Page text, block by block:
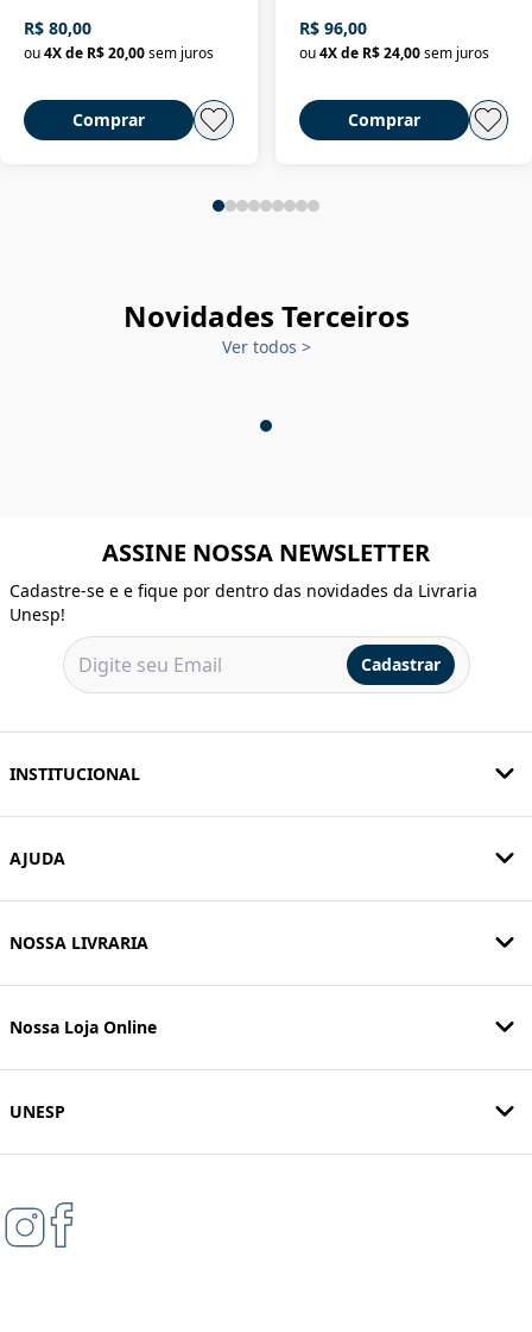
R$ 80,00
ou4X de R$ 20,00sem juros
Comprar
R$ 96,00
ou 4X de R$ 24,00 sem juros
Comprar
Novidades Terceiros
Ver todos >
ASSINE NOSSA NEWSLETTER
Cadastre-se e e fique por dentro das novidades da Livraria
Unesp!
Cadastrar
INSTITUCIONAL
AJUDA
NOSSA LIVRARIA
Nossa Loja Online
UNESP